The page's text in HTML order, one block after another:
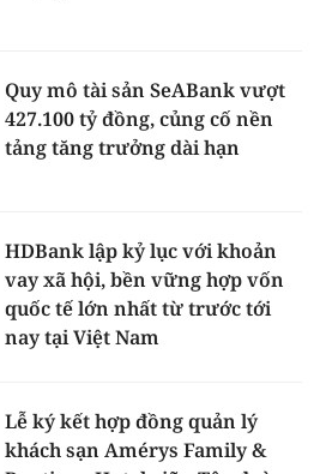
Quy mô tài sản SeABank vượt
427.100 tỷ đồng, củng cố nền
tảng tăng trưởng dài hạn
HDBank lập kỷ lục với khoản
vay xã hội, bền vững hợp vốn
quốc tế lớn nhất từ trước tới
nay tại Việt Nam
Lễ ký kết hợp đồng quản lý
khách sạn Amérys Family &